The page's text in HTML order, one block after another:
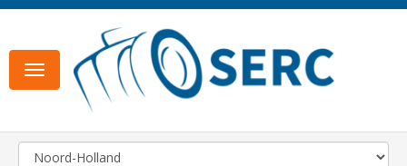
Toggle
navigation